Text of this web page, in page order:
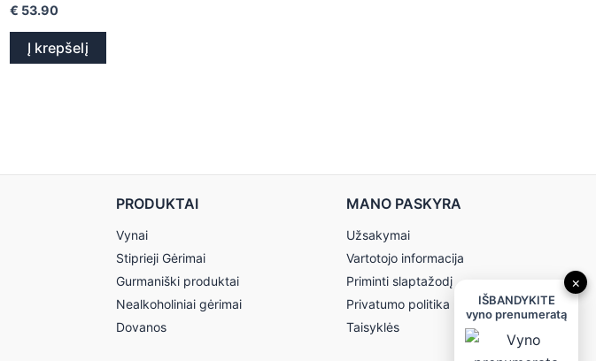
€ 53.90
Į krepšelį
PRODUKTAI
Vynai
Stiprieji Gėrimai
Gurmaniški produktai
Nealkoholiniai gėrimai
Dovanos
MANO PASKYRA
Užsakymai
Vartotojo informacija
Priminti slaptažodį
Privatumo politika
Taisyklės
×
IŠBANDYKITE
vyno prenumeratą